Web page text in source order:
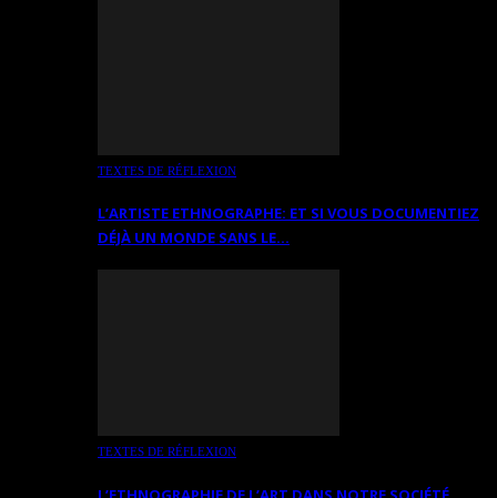
TEXTES DE RÉFLEXION
L’ARTISTE ETHNOGRAPHE: ET SI VOUS DOCUMENTIEZ
DÉJÀ UN MONDE SANS LE…
TEXTES DE RÉFLEXION